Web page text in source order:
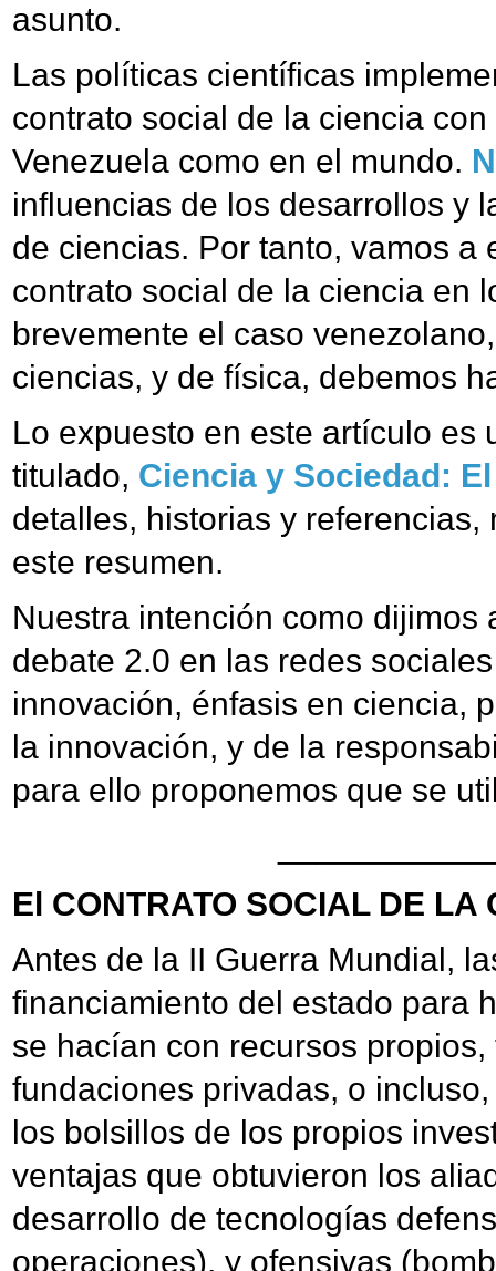
asunto.
Las políticas científicas
contrato social de la ciencia
Venezuela como en el mundo.
influencias de los desarrollos y
de ciencias. Por tanto, vamos
contrato social de la ciencia en
brevemente el caso
ciencias, y de física, debemos
Lo expuesto en este artículo es
titulado, Ciencia y Sociedad:
detalles, historias y
este resumen.
Nuestra intención como
debate 2.0 en las redes
innovación, énfasis en ciencia,
la innovación, y de la
para ello proponemos que se
El CONTRATO SOCIAL DE LA
Antes de la II Guerra Mundial,
financiamiento del estado para
se hacían con recursos
fundaciones privadas, o
los bolsillos de los propios
ventajas que obtuvieron los
desarrollo de tecnologías
operaciones), y ofensivas